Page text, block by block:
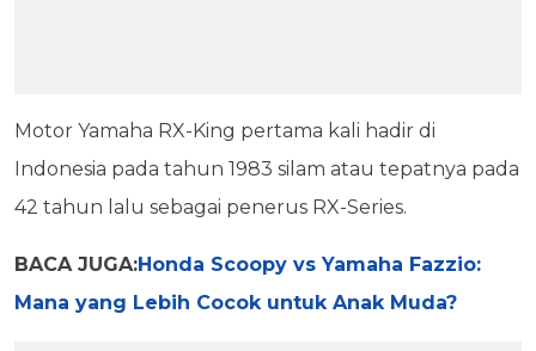
Motor Yamaha RX-King pertama kali hadir di
Indonesia pada tahun 1983 silam atau tepatnya pada
42 tahun lalu sebagai penerus RX-Series.
BACA JUGA:Honda Scoopy vs Yamaha Fazzio:
Mana yang Lebih Cocok untuk Anak Muda?